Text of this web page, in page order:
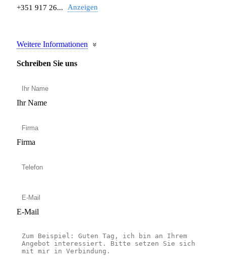
+351 917 26... Anzeigen
Weitere Informationen
Schreiben Sie uns
Ihr Name
Firma
E-Mail